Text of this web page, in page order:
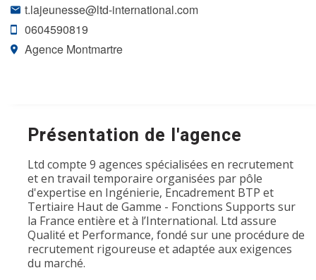
t.lajeunesse@ltd-international.com
0604590819
Agence Montmartre
Présentation de l'agence
Ltd compte 9 agences spécialisées en recrutement
et en travail temporaire organisées par pôle
d'expertise en Ingénierie, Encadrement BTP et
Tertiaire Haut de Gamme - Fonctions Supports sur
la France entière et à l’International. Ltd assure
Qualité et Performance, fondé sur une procédure de
recrutement rigoureuse et adaptée aux exigences
du marché.